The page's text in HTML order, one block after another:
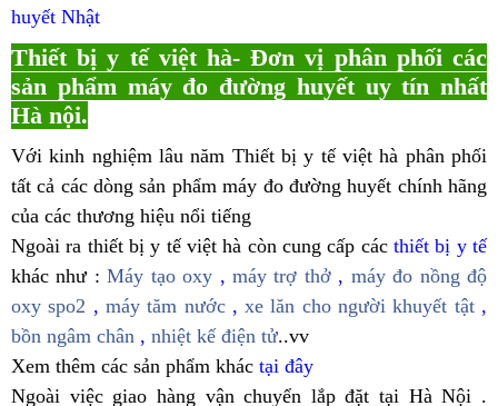
huyết Nhật
Thiết bị y tế việt hà- Đơn vị phân phối các
sản phẩm máy đo đường huyết uy tín nhất
Hà nội.
Với kinh nghiệm lâu năm Thiết bị y tế việt hà phân phối
tất cả các dòng sản phẩm máy đo đường huyết chính hãng
của các thương hiệu nổi tiếng
Ngoài ra thiết bị y tế việt hà còn cung cấp các thiết bị y tế
khác như :Máy tạo oxy ,máy trợ thở, máy đo nồng độ
oxy spo2 , máy tăm nước,xe lăn cho người khuyết tật,
bồn ngâm chân , nhiệt kế điện tử..vv
Xem thêm các sản phẩm khác tại đây
Ngoài việc giao hàng vận chuyển lắp đặt tại Hà Nội .